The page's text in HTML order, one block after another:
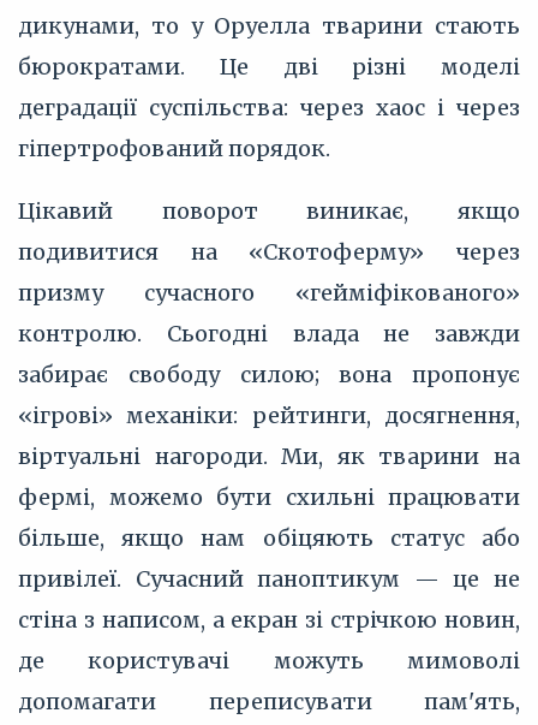
дикунами, то у Оруелла тварини стають
бюрократами. Це дві різні моделі
деградації суспільства: через хаос і через
гіпертрофований порядок.
Цікавий поворот виникає, якщо
подивитися на «Скотоферму» через
призму сучасного «гейміфікованого»
контролю. Сьогодні влада не завжди
забирає свободу силою; вона пропонує
«ігрові» механіки: рейтинги, досягнення,
віртуальні нагороди. Ми, як тварини на
фермі, можемо бути схильні працювати
більше, якщо нам обіцяють статус або
привілеї. Сучасний паноптикум — це не
стіна з написом, а екран зі стрічкою новин,
де користувачі можуть мимоволі
допомагати переписувати пам'ять,